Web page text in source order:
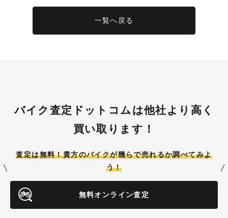
一覧へ戻る
バイク査定ドットコムは他社より高く
買い取ります！
査定は無料！貴方のバイクが幾らで売れるか調べてみよ
う！
無料オンライン査定